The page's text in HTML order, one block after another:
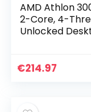
AMD Athlon
2-Core, 4-
Unlocked
€214.97